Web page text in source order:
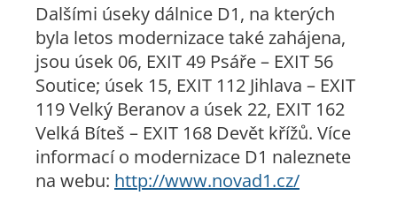
Dalšími úseky dálnice D1, na kterých
byla letos modernizace také zahájena,
jsou úsek 06, EXIT 49 Psáře – EXIT 56
Soutice; úsek 15, EXIT 112 Jihlava – EXIT
119 Velký Beranov a úsek 22, EXIT 162
Velká Bíteš – EXIT 168 Devět křížů. Více
informací o modernizace D1 naleznete
na webu: http://www.novad1.cz/